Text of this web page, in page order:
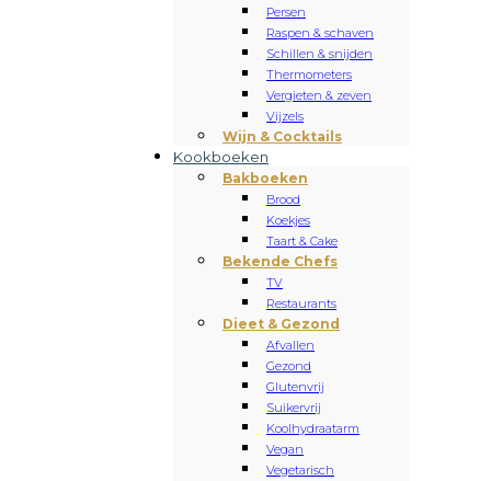
Persen
Raspen & schaven
Schillen & snijden
Thermometers
Vergieten & zeven
Vijzels
Wijn & Cocktails
Kookboeken
Bakboeken
Brood
Koekjes
Taart & Cake
Bekende Chefs
TV
Restaurants
Dieet & Gezond
Afvallen
Gezond
Glutenvrij
Suikervrij
Koolhydraatarm
Vegan
Vegetarisch